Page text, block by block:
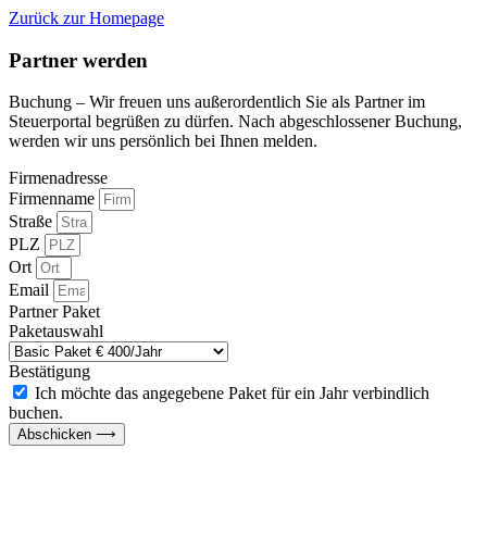
Zurück zur Homepage
Partner werden
Buchung – Wir freuen uns außerordentlich Sie als Partner im
Steuerportal begrüßen zu dürfen. Nach abgeschlossener Buchung,
werden wir uns persönlich bei Ihnen melden.
Firmenadresse
Firmenname
Straße
PLZ
Ort
Email
Partner Paket
Paketauswahl
Bestätigung
Ich möchte das angegebene Paket für ein Jahr verbindlich
buchen.
Abschicken ⟶